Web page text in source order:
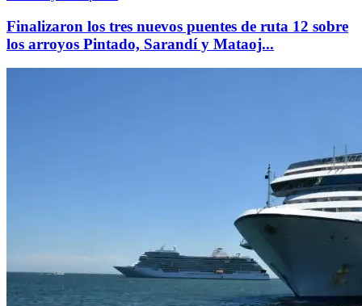
Finalizaron los tres nuevos puentes de ruta 12 sobre
los arroyos Pintado, Sarandí y Mataoj...